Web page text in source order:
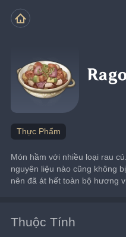
Thực Phẩm
Món hầm với nhiều loại rau
nguyên liệu nào cũng không
nên đã át hết toàn bộ hương
Thuộc Tính